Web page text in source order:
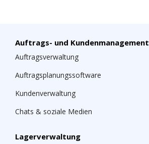
Auftrags- und Kundenmanagement
Auftragsverwaltung
Auftragsplanungssoftware
Kundenverwaltung
Chats & soziale Medien
Lagerverwaltung